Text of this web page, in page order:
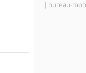
bureau-